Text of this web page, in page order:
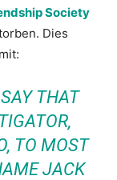
Society
Dies
THAT
TO MOST
JACK